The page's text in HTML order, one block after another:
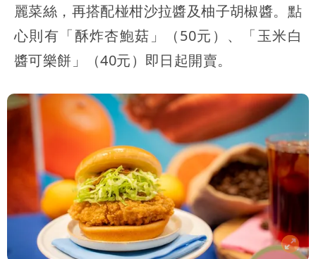
麗菜絲，再搭配椪柑沙拉醬及柚子胡椒醬。點
心則有「酥炸杏鮑菇」（50元）、「玉米白
醬可樂餅」（40元）即日起開賣。